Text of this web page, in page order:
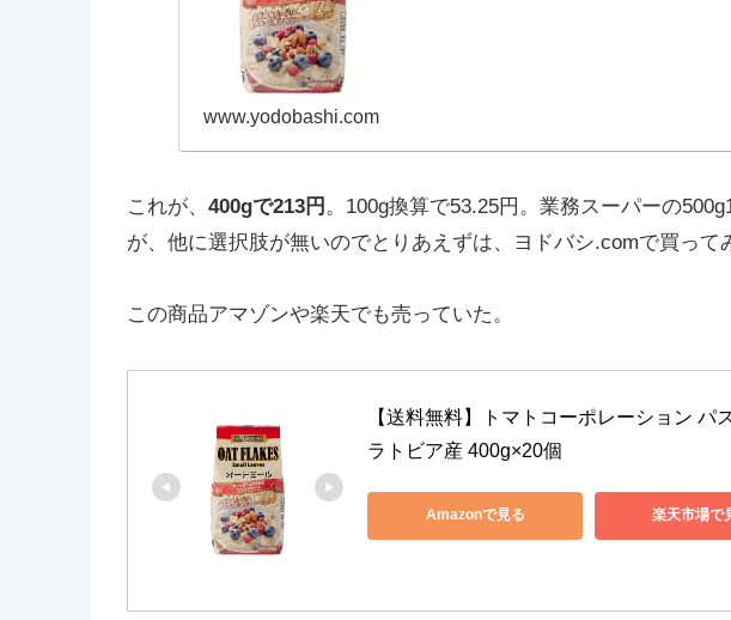
www.yodobashi.com
これが、 400gで213円 。100g換算で53.25円。業務スーパーの
が、他に選択肢が無いのでとりあえずは、ヨドバシ.comで買って
この商品アマゾンや楽天でも売っていた。
【送料無料】トマトコーポレーション パ
ラトビア産 400g×20個
Amazonで見る 楽天市場で